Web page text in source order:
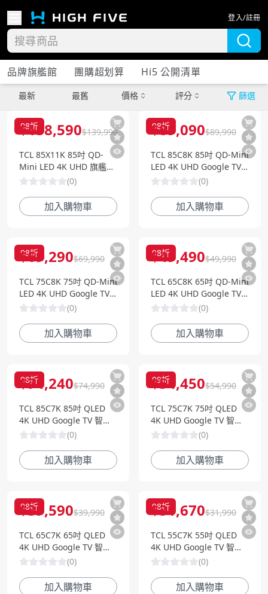
登入/註冊
品牌旗艦館 團購超划算 Hi5 公開清單
最新 最舊 價格 評分 篩選
電視
98折
$138,590$139,990
TCL 85X11K 85吋 QD-
Mini LED 4K UHD 旗艦智
慧電視
(0)
加入購物車
98折
$89,090$89,990
TCL 85C8K 85吋 QD-Mini
LED 4K UHD Google TV
智慧電視
(0)
加入購物車
98折
$69,290$69,990
TCL 75C8K 75吋 QD-Mini
LED 4K UHD Google TV
智慧電視
(0)
加入購物車
98折
$49,490$49,990
TCL 65C8K 65吋 QD-Mini
LED 4K UHD Google TV
智慧電視
(0)
加入購物車
98折
$74,240$74,990
TCL 85C7K 85吋 QLED
4K UHD Google TV 智慧
電視
(0)
加入購物車
99折
$54,450$54,990
TCL 75C7K 75吋 QLED
4K UHD Google TV 智慧
電視
(0)
加入購物車
98折
$39,590$39,990
TCL 65C7K 65吋 QLED
4K UHD Google TV 智慧
電視
(0)
加入購物車
98折
$31,670$31,990
TCL 55C7K 55吋 QLED
4K UHD Google TV 智慧
電視
(0)
加入購物車